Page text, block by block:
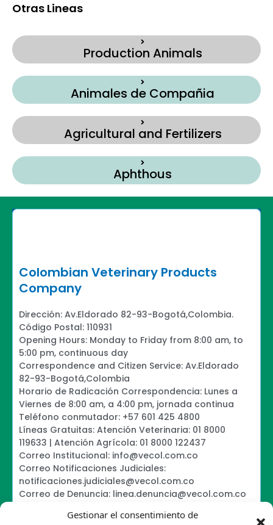
Gestionar el consentimiento de
Otras Lineas
Production Animals
Animales de Compañia
Agricultural and Fertilizers
Aphthous
Colombian Veterinary Products
Company
Dirección: Av.Eldorado 82-93-Bogotá,Colombia.
Código Postal: 110931
Opening Hours: Monday to Friday from 8:00 am, to
5:00 pm, continuous day
Correspondence and Citizen Service: Av.Eldorado
82-93-Bogotá,Colombia
Horario de Radicación Correspondencia: Lunes a
Viernes de 8:00 am, a 4:00 pm, jornada continua
Teléfono conmutador: +57 601 425 4800
Líneas Gratuitas: Atención Veterinaria: 01 8000
119633 | Atención Agrícola: 01 8000 122437
Correo Institucional: info@vecol.com.co
Correo Notificaciones Judiciales:
notificaciones.judiciales@vecol.com.co
Correo de Denuncia: linea.denuncia@vecol.com.co